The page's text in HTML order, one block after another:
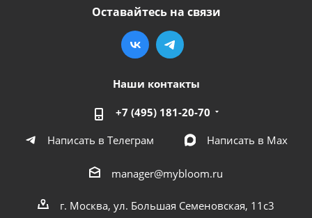
Оставайтесь на связи
Наши контакты
+7 (495) 181-20-70
Написать в Телеграм
Написать в Мах
manager@mybloom.ru
г. Москва, ул. Большая Семеновская, 11с3